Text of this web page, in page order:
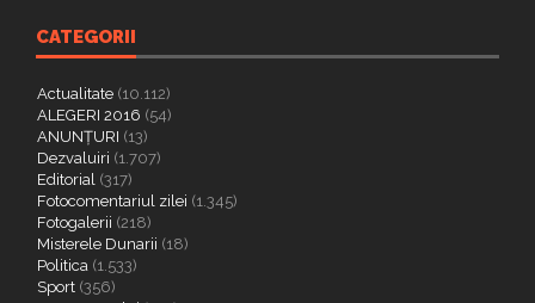
CATEGORII
Actualitate (10.112)
ALEGERI 2016 (54)
ANUNȚURI (13)
Dezvaluiri (1.707)
Editorial (317)
Fotocomentariul zilei (1.345)
Fotogalerii (218)
Misterele Dunarii (18)
Politica (1.533)
Sport (356)